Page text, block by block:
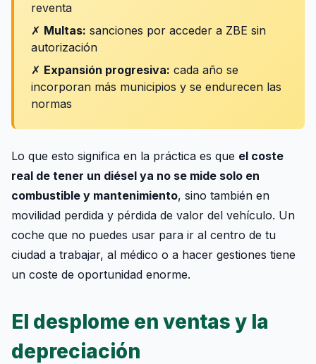
reventa
✗ Multas: sanciones por acceder a ZBE sin
autorización
✗ Expansión progresiva: cada año se
incorporan más municipios y se endurecen las
normas
Lo que esto significa en la práctica es que el coste
real de tener un diésel ya no se mide solo en
combustible y mantenimiento, sino también en
movilidad perdida y pérdida de valor del vehículo. Un
coche que no puedes usar para ir al centro de tu
ciudad a trabajar, al médico o a hacer gestiones tiene
un coste de oportunidad enorme.
El desplome en ventas y la
depreciación